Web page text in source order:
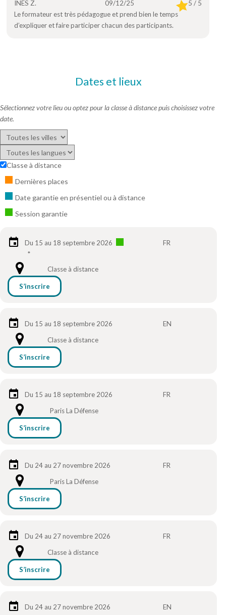
INES Z. 09/12/25
5 / 5
Le formateur est très pédagogue et prend bien le temps
d’expliquer et faire participer chacun des participants.
Dates et lieux
Sélectionnez votre lieu ou optez pour la classe à distance puis choisissez votre
date.
Classe à distance
Dernières places
Date garantie en présentiel ou à distance
Session garantie
Du 15 au 18 septembre 2026
*
FR
Classe à distance
S’inscrire
Du 15 au 18 septembre 2026
EN
Classe à distance
S’inscrire
Du 15 au 18 septembre 2026
FR
Paris La Défense
S’inscrire
Du 24 au 27 novembre 2026
FR
Paris La Défense
S’inscrire
Du 24 au 27 novembre 2026
FR
Classe à distance
S’inscrire
Du 24 au 27 novembre 2026 EN